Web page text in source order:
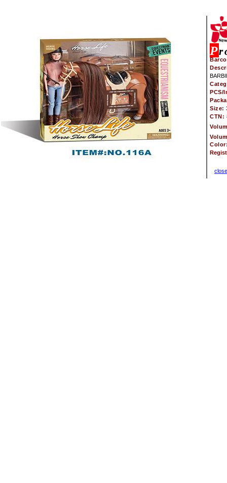
P
PCS/
Size:
CTN:
close